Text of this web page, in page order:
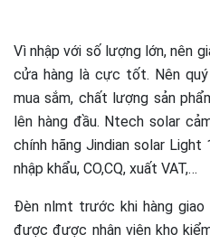
Vì nhập với số lượng lớn, nên
cửa hàng là cực tốt. Nên
mua sắm, chất lượng sản
lên hàng đầu. Ntech solar
chính hãng Jindian solar
nhập khẩu, CO,CQ, xuất VAT,…
Đèn nlmt trước khi hàng
được được nhân viên kho